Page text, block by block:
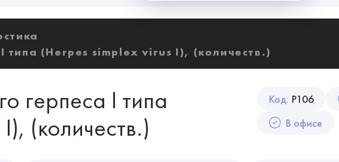
типа (Herpes simplex virus I), (количеств.)
Код: P106
В офисе
герпеса I типа
(количеств.)